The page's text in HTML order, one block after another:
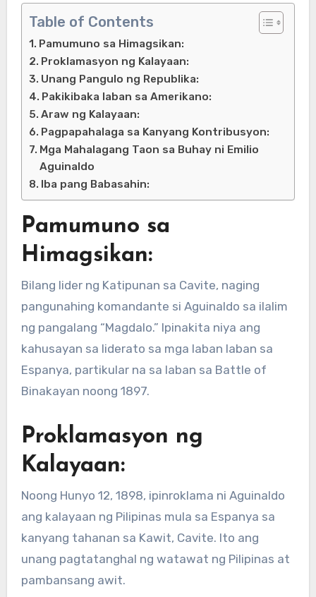
Table of Contents
Pamumuno sa Himagsikan:
Proklamasyon ng Kalayaan:
Unang Pangulo ng Republika:
Pakikibaka laban sa Amerikano:
Araw ng Kalayaan:
Pagpapahalaga sa Kanyang Kontribusyon:
Mga Mahalagang Taon sa Buhay ni Emilio
Aguinaldo
Iba pang Babasahin:
Pamumuno sa
Himagsikan:
Bilang lider ng Katipunan sa Cavite, naging
pangunahing komandante si Aguinaldo sa ilalim
ng pangalang “Magdalo.” Ipinakita niya ang
kahusayan sa liderato sa mga laban laban sa
Espanya, partikular na sa laban sa Battle of
Binakayan noong 1897.
Proklamasyon ng
Kalayaan:
Noong Hunyo 12, 1898, ipinroklama ni Aguinaldo
ang kalayaan ng Pilipinas mula sa Espanya sa
kanyang tahanan sa Kawit, Cavite. Ito ang
unang pagtatanghal ng watawat ng Pilipinas at
pambansang awit.